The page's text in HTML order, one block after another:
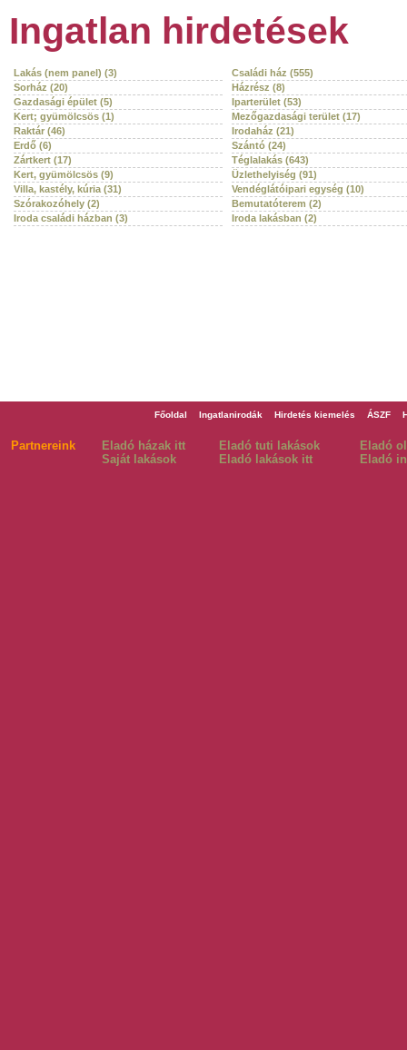
Ingatlan hirdetések
Lakás (nem panel) (3)
Családi ház (555)
Sorház (20)
Házrész (8)
Gazdasági épület (5)
Iparterület (53)
Kert; gyümölcsös (1)
Mezőgazdasági terület (17)
Raktár (46)
Irodaház (21)
Erdő (6)
Szántó (24)
Zártkert (17)
Téglalakás (643)
Kert, gyümölcsös (9)
Üzlethelyiség (91)
Villa, kastély, kúria (31)
Vendéglátóipari egység (10)
Szórakozóhely (2)
Bemutatóterem (2)
Iroda családi házban (3)
Iroda lakásban (2)
Főoldal Ingatlanirodák Hirdetés kiemelés ÁSZF
Partnereink Eladó házak itt Eladó tuti lakások
Eladó
Saját lakások
Eladó lakások itt Eladó